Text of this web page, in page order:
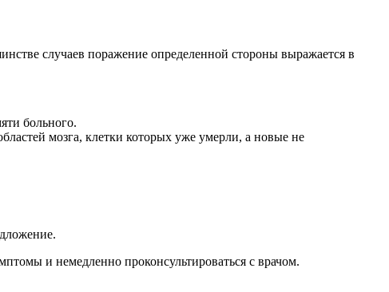
случаев поражение определенной стороны выражается в
больного.
мозга, клетки которых уже умерли, а новые не
и немедленно проконсультироваться с врачом.